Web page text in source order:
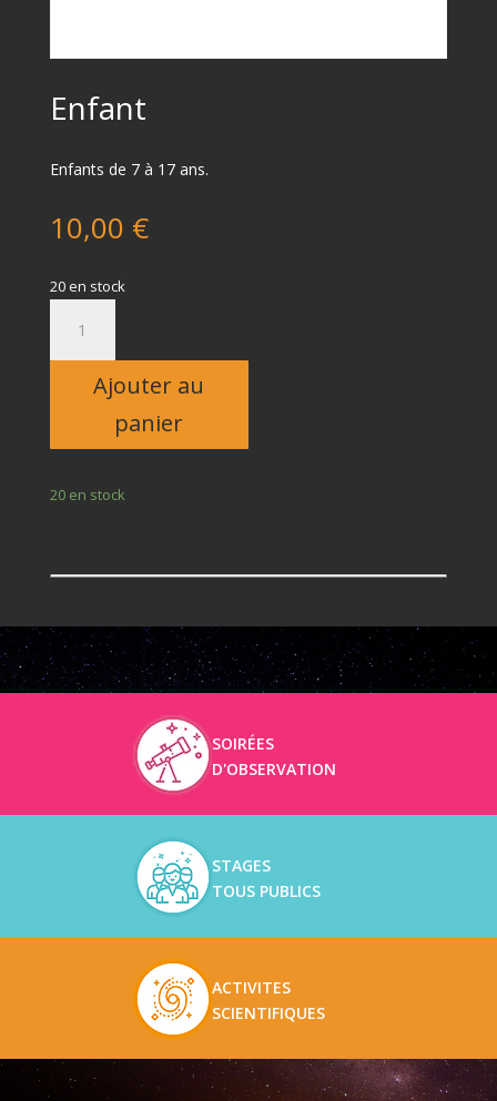
Enfant
Enfants de 7 à 17 ans.
10,00 €
20 en stock
Enfant
Ajouter au
panier
20 en stock
SOIRÉES
D'OBSERVATION
STAGES
TOUS PUBLICS
ACTIVITES
SCIENTIFIQUES